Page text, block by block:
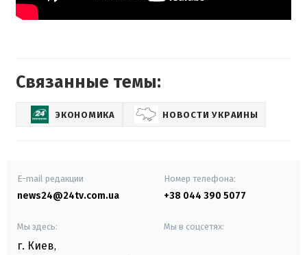
Связанные темы:
ЭКОНОМИКА НОВОСТИ УКРАИНЫ
E-mail редакции
news24@24tv.com.ua
Номер телефона:
+38 044 390 5077
Мы здесь:
г. Киев,
Мы в соцсетях: